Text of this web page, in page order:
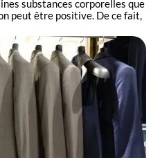
substances corporelles que
peut être positive. De ce fait,